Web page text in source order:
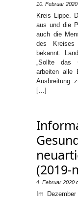
10. Februar 2020
Kreis Lippe.
aus und die
auch die
des
bekannt.
„Sollte das
arbeiten alle
Ausbreitung
[…]
(2019-
4. Februar 2020
Im